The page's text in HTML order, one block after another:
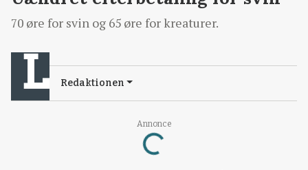
Annonce
Loading...
70 øre for svin og 65 øre for kreaturer.
Redaktionen